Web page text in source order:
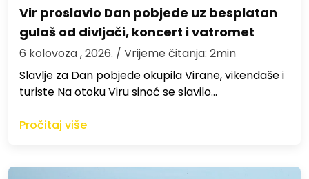
Vir proslavio Dan pobjede uz besplatan
gulaš od divljači, koncert i vatromet
6 kolovoza , 2026. / Vrijeme čitanja: 2min
Slavlje za Dan pobjede okupila Virane, vikendaše i
turiste Na otoku Viru sinoć se slavilo…
Pročitaj više